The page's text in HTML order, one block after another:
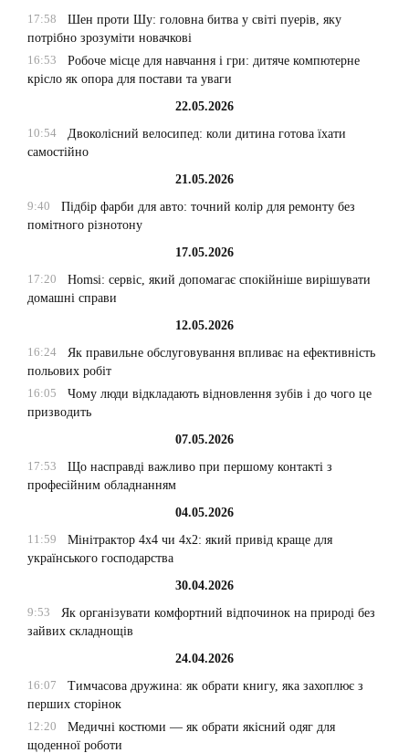
17:58
Шен проти Шу: головна битва у світі пуерів, яку
потрібно зрозуміти новачкові
16:53
Робоче місце для навчання і гри: дитяче компютерне
крісло як опора для постави та уваги
22.05.2026
10:54
Двоколісний велосипед: коли дитина готова їхати
самостійно
21.05.2026
9:40
Підбір фарби для авто: точний колір для ремонту без
помітного різнотону
17.05.2026
17:20
Homsi: сервіс, який допомагає спокійніше вирішувати
домашні справи
12.05.2026
16:24
Як правильне обслуговування впливає на ефективність
польових робіт
16:05
Чому люди відкладають відновлення зубів і до чого це
призводить
07.05.2026
17:53
Що насправді важливо при першому контакті з
професійним обладнанням
04.05.2026
11:59
Мінітрактор 4х4 чи 4х2: який привід краще для
українського господарства
30.04.2026
9:53
Як організувати комфортний відпочинок на природі без
зайвих складнощів
24.04.2026
16:07
Тимчасова дружина: як обрати книгу, яка захоплює з
перших сторінок
12:20
Медичні костюми — як обрати якісний одяг для
щоденної роботи